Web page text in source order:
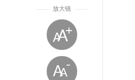
放大镜